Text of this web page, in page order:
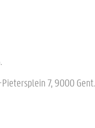
7, 9000 Gent.